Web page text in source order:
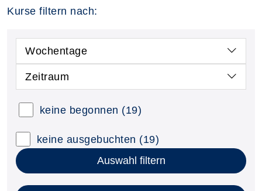
Kurse filtern nach:
Wochentage
Zeitraum
keine begonnen (19)
keine ausgebuchten (19)
Auswahl filtern